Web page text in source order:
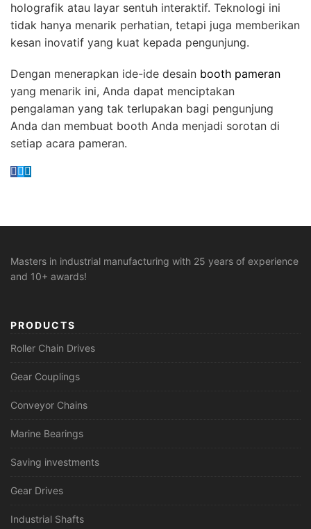
holografik atau layar sentuh interaktif. Teknologi ini
tidak hanya menarik perhatian, tetapi juga memberikan
kesan inovatif yang kuat kepada pengunjung.
Dengan menerapkan ide-ide desain booth pameran
yang menarik ini, Anda dapat menciptakan
pengalaman yang tak terlupakan bagi pengunjung
Anda dan membuat booth Anda menjadi sorotan di
setiap acara pameran.
Masters in industrial manufacturing with 25 years of experience
and 10+ awards!
PRODUCTS
Roller Chain Drives
Gear Couplings
Conveyor Chains
Marine Bearings
Saving investments
Gear Drives
Industrial Shafts